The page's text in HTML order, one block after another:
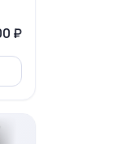
₽